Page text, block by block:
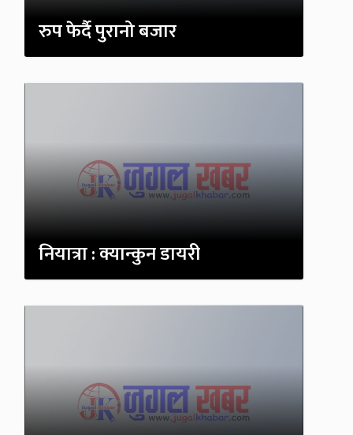
रुप फेर्दै पुरानो बजार
नियात्रा : क्यान्कुन डायरी